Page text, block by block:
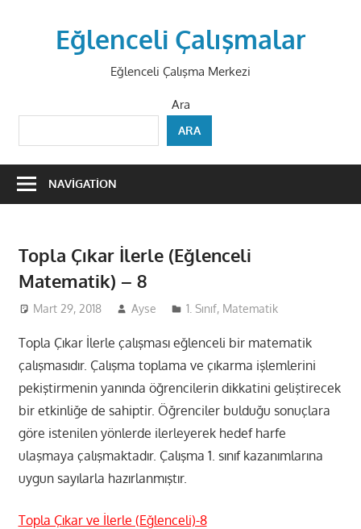
Eğlenceli Çalışmalar
Eğlenceli Çalışma Merkezi
Ara
ARA
NAVIGATION
Topla Çıkar İlerle (Eğlenceli
Matematik) – 8
Mart 29, 2018 Ayse 1. Sınıf, Matematik
Topla Çıkar İlerle çalışması eğlenceli bir matematik
çalışmasıdır. Çalışma toplama ve çıkarma işlemlerini
pekiştirmenin yanında öğrencilerin dikkatini geliştirecek
bir etkinliğe de sahiptir. Öğrenciler bulduğu sonuçlara
göre istenilen yönlerde ilerleyerek hedef harfe
ulaşmaya çalışmaktadır. Çalışma 1. sınıf kazanımlarına
uygun sayılarla hazırlanmıştır.
Topla Çıkar ve İlerle (Eğlenceli)-8